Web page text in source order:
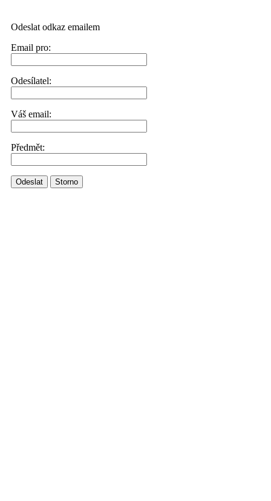
Odeslat odkaz emailem
Email pro:
Odesílatel:
Váš email:
Předmět:
Odeslat Storno